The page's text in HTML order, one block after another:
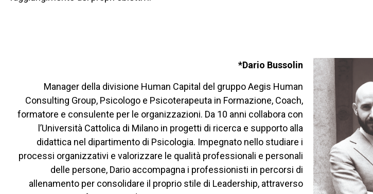
*Dario Bussolin
Manager della divisione Human Capital del gruppo Aegis Human
Consulting Group, Psicologo e Psicoterapeuta in Formazione, Coach,
formatore e consulente per le organizzazioni. Da 10 anni collabora con
l’Università Cattolica di Milano in progetti di ricerca e supporto alla
didattica nel dipartimento di Psicologia. Impegnato nello studiare i
processi organizzativi e valorizzare le qualità professionali e personali
delle persone, Dario accompagna i professionisti in percorsi di
allenamento per consolidare il proprio stile di Leadership, attraverso